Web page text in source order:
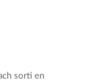
– La terre
sorti en